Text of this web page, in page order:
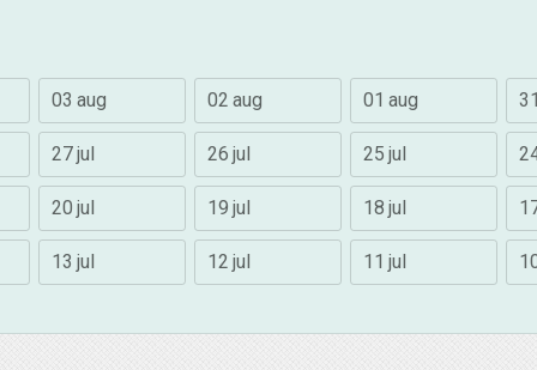
03 aug 02 aug 01 aug
27 jul 26 jul 25 jul
20 jul 19 jul 18 jul
13 jul 12 jul 11 jul